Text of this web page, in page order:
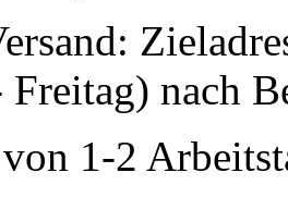
nach
1-2